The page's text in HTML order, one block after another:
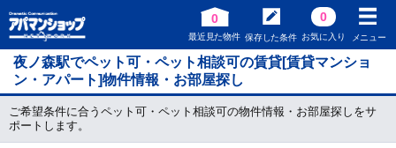
0
最近見た物件 保存した条件
0
お気に入り メニュー
夜ノ森駅でペット可・ペット相談可の賃貸[賃貸マンショ
ン・アパート]物件情報・お部屋探し
ご希望条件に合うペット可・ペット相談可の物件情報・お部屋探しをサ
ポートします。